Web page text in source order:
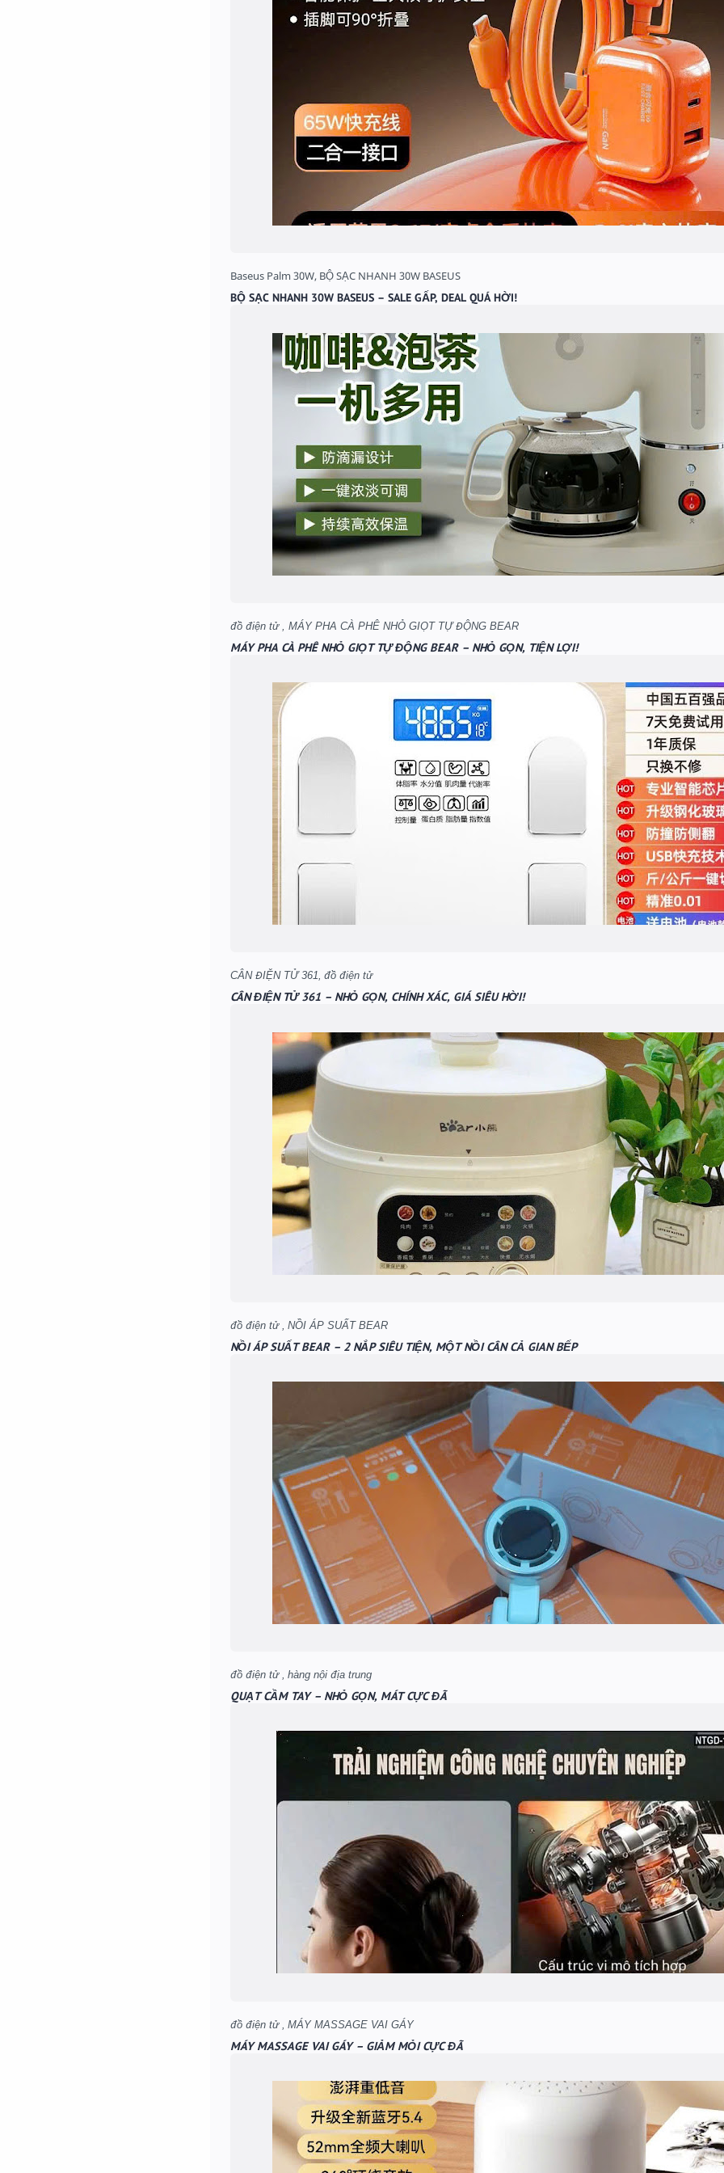
BỘ SẠC NHANH 30W BASEUS – SALE GẤP, DEAL QUÁ HỜI!
MÁY PHA CÀ PHÊ NHỎ GIỌT TỰ ĐỘNG BEAR – NHỎ GỌN, TIỆN LỢI!
CÂN ĐIỆN TỬ 361 – NHỎ GỌN, CHÍNH XÁC, GIÁ SIÊU HỜI!
NỒI ÁP SUẤT BEAR – 2 NẮP SIÊU TIỆN, MỘT NỒI CÂN CẢ GIAN BẾP
QUẠT CẦM TAY – NHỎ GỌN, MÁT CỰC ĐÃ
MÁY MASSAGE VAI GÁY – GIẢM MỎI CỰC ĐÃ